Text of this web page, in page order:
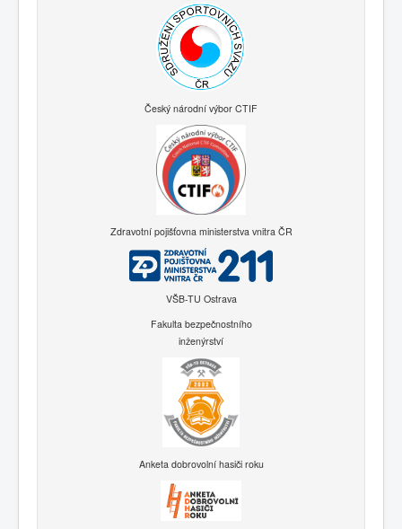
Český národní výbor CTIF
Zdravotní pojišťovna ministerstva vnitra ČR
VŠB-TU Ostrava
Fakulta bezpečnostního
inženýrství
Anketa dobrovolní hasiči roku